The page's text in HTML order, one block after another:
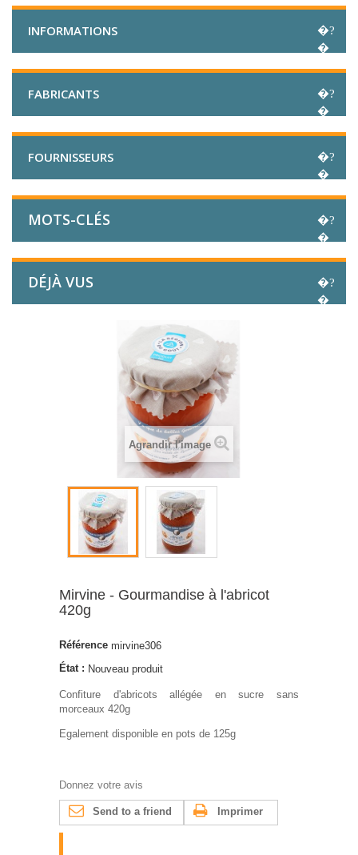
INFORMATIONS
FABRICANTS
FOURNISSEURS
MOTS-CLÉS
DÉJÀ VUS
Agrandir l'image
Mirvine - Gourmandise à l'abricot
420g
Référence mirvine306
État : Nouveau produit
Confiture d'abricots allégée en sucre sans
morceaux 420g
Egalement disponible en pots de 125g
Donnez votre avis
Send to a friend Imprimer